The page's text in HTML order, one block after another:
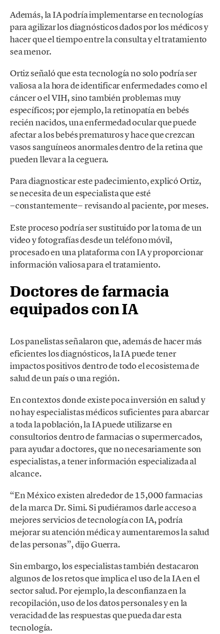
Además, la IA podría implementarse en tecnologías
para agilizar los diagnósticos dados por los médicos y
hacer que el tiempo entre la consulta y el tratamiento
sea menor.
Ortiz señaló que esta tecnología no solo podría ser
valiosa a la hora de identificar enfermedades como el
cáncer o el VIH, sino también problemas muy
específicos; por ejemplo, la retinopatía en bebés
recién nacidos, una enfermedad ocular que puede
afectar a los bebés prematuros y hace que crezcan
vasos sanguíneos anormales dentro de la retina que
pueden llevar a la ceguera.
Para diagnosticar este padecimiento, explicó Ortiz,
se necesita de un especialista que esté
−constantemente− revisando al paciente, por meses.
Este proceso podría ser sustituido por la toma de un
video y fotografías desde un teléfono móvil,
procesado en una plataforma con IA y proporcionar
información valiosa para el tratamiento.
Doctores de farmacia
equipados con IA
Los panelistas señalaron que, además de hacer más
eficientes los diagnósticos, la IA puede tener
impactos positivos dentro de todo el ecosistema de
salud de un país o una región.
En contextos donde existe poca inversión en salud y
no hay especialistas médicos suficientes para abarcar
a toda la población, la IA puede utilizarse en
consultorios dentro de farmacias o supermercados,
para ayudar a doctores, que no necesariamente son
especialistas, a tener información especializada al
alcance.
“En México existen alrededor de 15,000 farmacias
de la marca Dr. Simi. Si pudiéramos darle acceso a
mejores servicios de tecnología con IA, podría
mejorar su atención médica y aumentaremos la salud
de las personas”, dijo Guerra.
Sin embargo, los especialistas también destacaron
algunos de los retos que implica el uso de la IA en el
sector salud. Por ejemplo, la desconfianza en la
recopilación, uso de los datos personales y en la
veracidad de las respuestas que pueda dar esta
tecnología.